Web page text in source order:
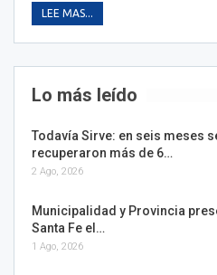
LEE MAS...
Lo más leído
Todavía Sirve: en seis meses
recuperaron más de 6…
2 Ago, 2026
Municipalidad y Provincia
Santa Fe el…
1 Ago, 2026